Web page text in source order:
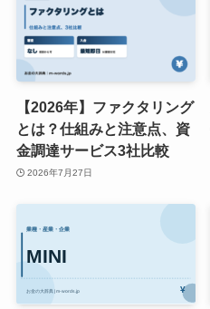
【2026年】ファクタリング
とは？仕組みと注意点、資
金調達サービス3社比較
2026年7月27日